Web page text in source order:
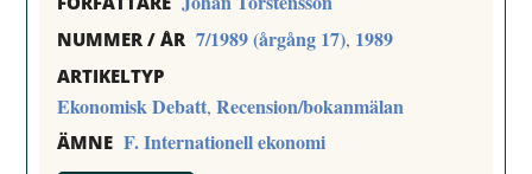
NUMMER / ÅR 7/1989 (årgång 17), 1989
ARTIKELTYP
Ekonomisk Debatt,Recension/bokanmälan
ÄMNE F. Internationell ekonomi